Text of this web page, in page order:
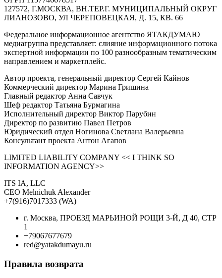
127572, Г.МОСКВА, ВН.ТЕР.Г. МУНИЦИПАЛЬНЫЙ ОКРУГ
ЛИАНОЗОВО, УЛ ЧЕРЕПОВЕЦКАЯ, Д. 15, КВ. 66
Федеральное информационное агентство ЯТАКДУМАЮ
медиагруппа представляет: слияние информационного потока
экспертной информации по 100 разнообразным тематическим
направлением и маркетплейс.
Автор проекта, генеральный директор Сергей Кайнов
Коммерческий директор Марина Гришина
Главный редактор Анна Савчук
Шеф редактор Татьяна Бурмагина
Исполнительный директор Виктор Парубин
Директор по развитию Павел Петров
Юридический отдел Ногинова Светлана Валерьевна
Консультант проекта Антон Агапов
LIMITED LIABILITY COMPANY << I THINK SO
INFORMATION AGENCY>>
ITS IA, LLC
CEO Melnichuk Alexander
+7(916)7017333 (WA)
г. Москва, ПРОЕЗД МАРЬИНОЙ РОЩИ 3-Й, Д 40, СТР
1
+79067677679
red@yatakdumayu.ru
Правила возврата